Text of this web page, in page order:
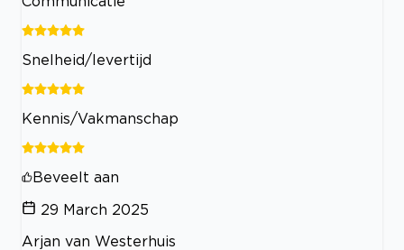
Snelheid/levertijd
Kennis/Vakmanschap
Beveelt aan
29 March 2025
Arjan van Westerhuis